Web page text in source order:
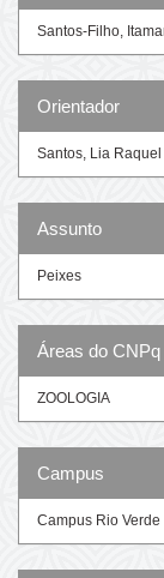
Santos-Filho,
Orientador
Santos, Lia
Assunto
Peixes
Áreas do CNPq
ZOOLOGIA
Campus
Campus Rio Verde